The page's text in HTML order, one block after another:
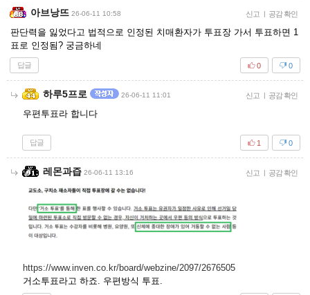
아브낭뜨 26-06-11 10:58 신고 | 공감 확인
판단력을 잃었다고 법적으로 인정된 치매환자가 투표장 가서 투표하면 1
표로 인정됨? 궁금하네
답글 0
0
하루5프로 26-06-11 11:01 신고 | 공감 확인
우편투표라 합니다
답글 0
1
레몬과즙 26-06-11 13:16 신고 | 공감 확인
https://www.inven.co.kr/board/webzine/2097/2676505
거소투표라고 하죠. 우편방식 투표.